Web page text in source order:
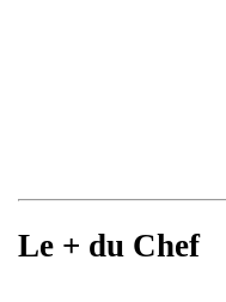
Le + du Chef